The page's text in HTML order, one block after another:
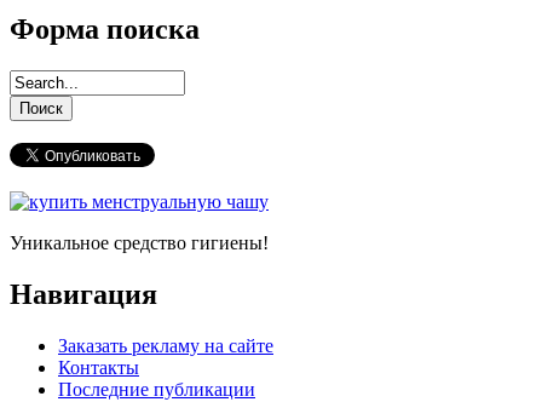
Форма поиска
Уникальное средство гигиены!
Навигация
Заказать рекламу на сайте
Контакты
Последние публикации